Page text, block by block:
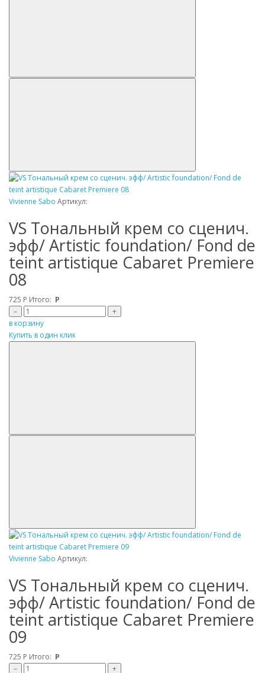
Vivienne Sabo Артикул:
VS Tональный крем со сценич.
эфф/ Artistic foundation/ Fond de
teint artistique Cabaret Premiere
08
725 Р Итого: Р
–
+
в корзину
Купить в один клик
Vivienne Sabo Артикул:
VS Tональный крем со сценич.
эфф/ Artistic foundation/ Fond de
teint artistique Cabaret Premiere
09
725 Р Итого: Р
–
+